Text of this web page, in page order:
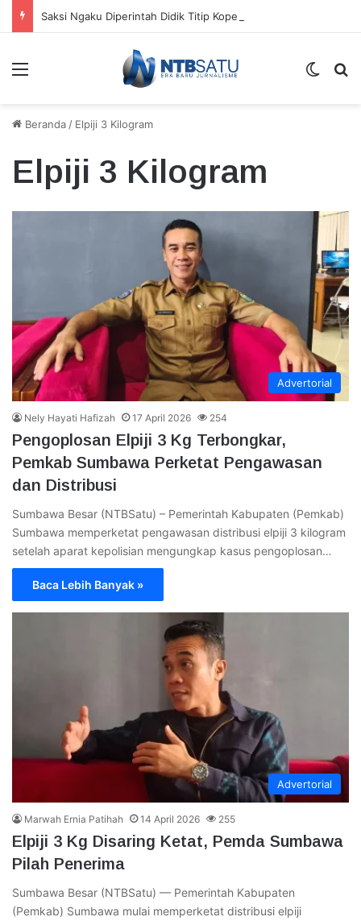
Menu
Beranda / Elpiji 3 Kilogram
Elpiji 3 Kilogram
Advertorial
Nely Hayati Hafizah 17 April 2026 254
Pengoplosan Elpiji 3 Kg Terbongkar,
Pemkab Sumbawa Perketat Pengawasan
dan Distribusi
Sumbawa Besar (NTBSatu) – Pemerintah Kabupaten (Pemkab)
Sumbawa memperketat pengawasan distribusi elpiji 3 kilogram
setelah aparat kepolisian mengungkap kasus pengoplosan…
Baca Lebih Banyak »
Advertorial
Marwah Ernia Patihah 14 April 2026 255
Elpiji 3 Kg Disaring Ketat, Pemda Sumbawa
Pilah Penerima
Sumbawa Besar (NTBSatu) — Pemerintah Kabupaten
(Pemkab) Sumbawa mulai memperketat distribusi elpiji